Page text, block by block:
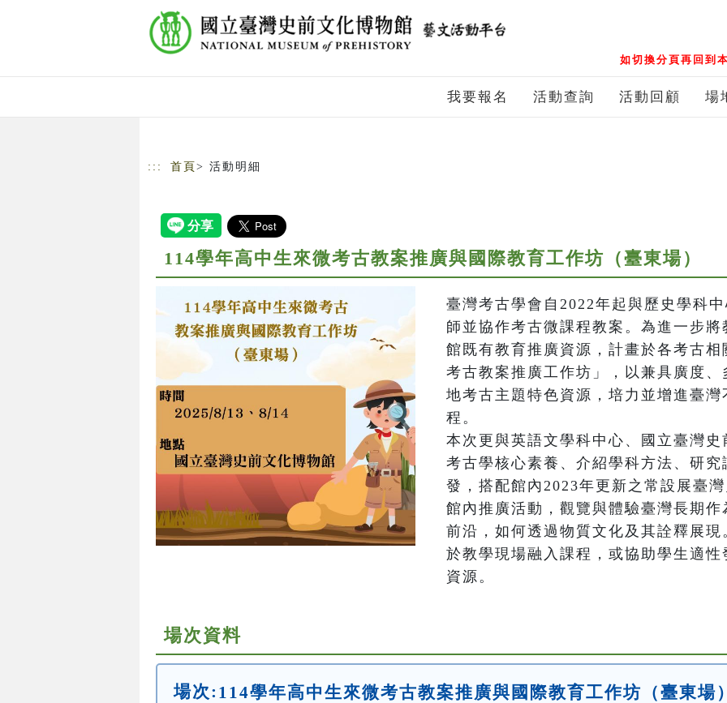
如切換分頁再回到
我要報名 活動查詢 活動回顧 場
::: 首頁 > 活動明細
114學年高中生來微考古教案推廣與國際教育工作坊（臺東場）
臺灣考古學會自2022年起與歷史學科
師並協作考古微課程教案。為進一步
館既有教育推廣資源，計畫於各考古
考古教案推廣工作坊」，以兼具廣度
地考古主題特色資源，培力並增進臺
程。
本次更與英語文學科中心、國立臺灣
考古學核心素養、介紹學科方法、研
發，搭配館內2023年更新之常設展臺
館內推廣活動，觀覽與體驗臺灣長期
前沿，如何透過物質文化及其詮釋展
於教學現場融入課程，或協助學生適
資源。
場次資料
場次: 114學年高中生來微考古教案推廣與國際教育工作坊（臺東場